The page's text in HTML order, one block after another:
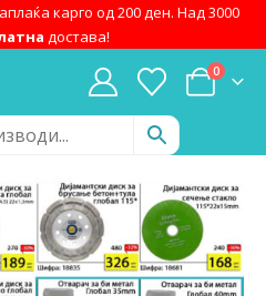
карго од 200 ден. Над 3000
достава!
0